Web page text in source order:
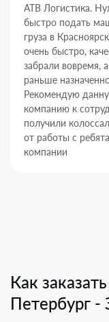
АТВ Логистика.
быстро подать
груза в
очень быстро,
забрали вовремя,
раньше
Рекомендую
компанию к
получили
от работы с
компании
Как
Петербург -